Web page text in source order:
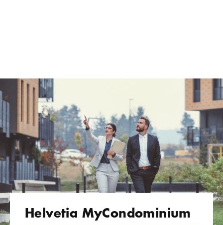
Helvetia MyCondominium